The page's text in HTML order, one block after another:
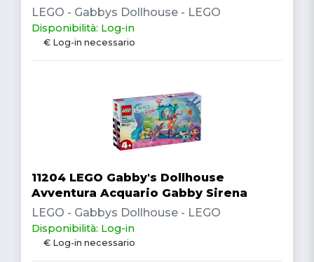
LEGO - Gabbys Dollhouse - LEGO
Disponibilità: Log-in
€ Log-in necessario
11204 LEGO Gabby's Dollhouse
Avventura Acquario Gabby Sirena
LEGO - Gabbys Dollhouse - LEGO
Disponibilità: Log-in
€ Log-in necessario